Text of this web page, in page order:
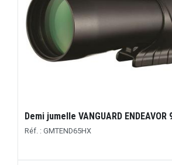
Demi jumelle VANGUARD ENDEAVOR
Réf. : GMTEND65HX